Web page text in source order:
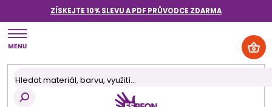
obsah
ZÍSKEJTE 10% SLEVU A PDF PRŮVODCE ZDARMA